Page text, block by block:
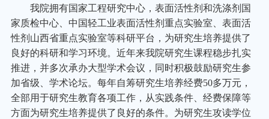
我院拥有国家工程研究中心，表面活性剂和洗涤剂国
家质检中心、中国轻工业表面活性剂重点实验室、表面活
性剂山西省重点实验室等科研平台，为研究生培养提供了
良好的科研和学习环境。近年来我院研究生课程稳步扎实
推进，并多次承办大型学术会议，同时积极鼓励研究生参
加省级、学术论坛。每年自筹研究生培养经费50多万元，
全部用于研究生教育各项工作，从实践条件、经费保障等
方面为研究生培养提供了良好的条件。为研究生攻读学位